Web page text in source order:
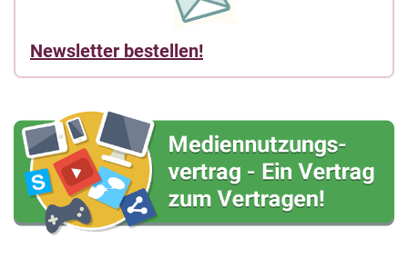
Newsletter bestellen!